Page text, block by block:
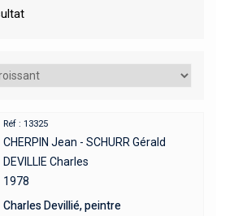
Réf : 13325
CHERPIN Jean - SCHURR Gérald
DEVILLIE Charles
1978
Charles Devillié, peintre